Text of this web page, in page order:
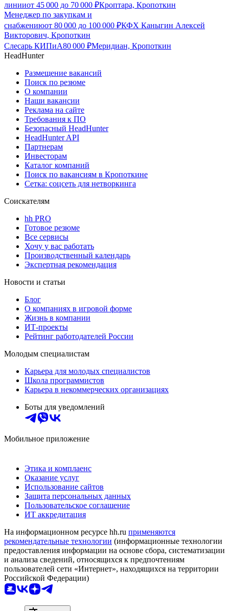
линииот 45 000 до 70 000 ₽Кроптара, Кропоткин
Менеджер по закупкам и
снабжениюот 80 000 до 100 000 ₽КФХ Каныгин Алексей
Викторович, Кропоткин
Слесарь КИПиА80 000 ₽Меридиан, Кропоткин
HeadHunter
Размещение вакансий
Поиск по резюме
О компании
Наши вакансии
Реклама на сайте
Требования к ПО
Безопасный HeadHunter
HeadHunter API
Партнерам
Инвесторам
Каталог компаний
Поиск по вакансиям в Кропоткине
Сетка: соцсеть для нетворкинга
Соискателям
hh PRO
Готовое резюме
Все сервисы
Хочу у вас работать
Производственный календарь
Экспертная рекомендация
Новости и статьи
Блог
О компаниях в игровой форме
Жизнь в компании
ИТ-проекты
Рейтинг работодателей России
Молодым специалистам
Карьера для молодых специалистов
Школа программистов
Карьера в некоммерческих организациях
Боты для уведомлений
Мобильное приложение
Этика и комплаенс
Оказание услуг
Использование сайтов
Защита персональных данных
Пользовательское соглашение
ИТ аккредитация
На информационном ресурсе hh.ru применяются
рекомендательные технологии (информационные технологии
предоставления информации на основе сбора, систематизации
и анализа сведений, относящихся к предпочтениям
пользователей сети «Интернет», находящихся на территории
Российской Федерации)